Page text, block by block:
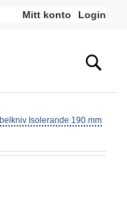
Mitt konto Login
Isolerande 190 mm